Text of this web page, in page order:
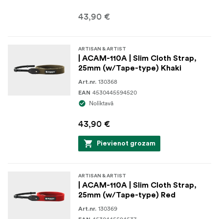
43,90 €
ARTISAN & ARTIST
| ACAM-110A | Slim Cloth Strap,
25mm (w/Tape-type) Khaki
Art.nr. 130368
EAN 4530445594520
Noliktavā
43,90 €
Pievienot grozam
ARTISAN & ARTIST
| ACAM-110A | Slim Cloth Strap,
25mm (w/Tape-type) Red
Art.nr. 130369